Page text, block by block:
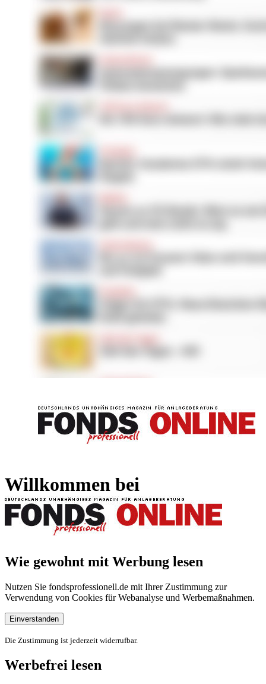
Willkommen bei
Wie gewohnt mit Werbung lesen
Nutzen Sie fondsprofessionell.de mit Ihrer Zustimmung zur
Verwendung von Cookies für Webanalyse und Werbemaßnahmen.
Einverstanden
Die Zustimmung ist jederzeit widerrufbar.
Werbefrei lesen